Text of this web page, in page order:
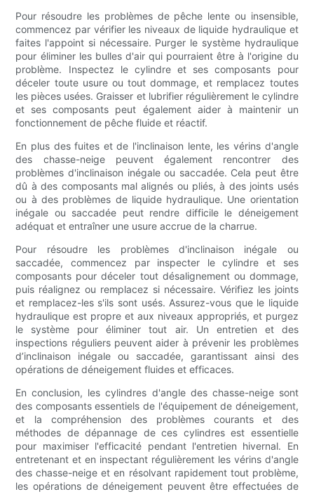
Pour résoudre les problèmes de pêche lente ou insensible,
commencez par vérifier les niveaux de liquide hydraulique et
faites l'appoint si nécessaire. Purger le système hydraulique
pour éliminer les bulles d'air qui pourraient être à l'origine du
problème. Inspectez le cylindre et ses composants pour
déceler toute usure ou tout dommage, et remplacez toutes
les pièces usées. Graisser et lubrifier régulièrement le cylindre
et ses composants peut également aider à maintenir un
fonctionnement de pêche fluide et réactif.
En plus des fuites et de l'inclinaison lente, les vérins d'angle
des chasse-neige peuvent également rencontrer des
problèmes d'inclinaison inégale ou saccadée. Cela peut être
dû à des composants mal alignés ou pliés, à des joints usés
ou à des problèmes de liquide hydraulique. Une orientation
inégale ou saccadée peut rendre difficile le déneigement
adéquat et entraîner une usure accrue de la charrue.
Pour résoudre les problèmes d'inclinaison inégale ou
saccadée, commencez par inspecter le cylindre et ses
composants pour déceler tout désalignement ou dommage,
puis réalignez ou remplacez si nécessaire. Vérifiez les joints
et remplacez-les s'ils sont usés. Assurez-vous que le liquide
hydraulique est propre et aux niveaux appropriés, et purgez
le système pour éliminer tout air. Un entretien et des
inspections réguliers peuvent aider à prévenir les problèmes
d’inclinaison inégale ou saccadée, garantissant ainsi des
opérations de déneigement fluides et efficaces.
En conclusion, les cylindres d'angle des chasse-neige sont
des composants essentiels de l'équipement de déneigement,
et la compréhension des problèmes courants et des
méthodes de dépannage de ces cylindres est essentielle
pour maximiser l'efficacité pendant l'entretien hivernal. En
entretenant et en inspectant régulièrement les vérins d'angle
des chasse-neige et en résolvant rapidement tout problème,
les opérations de déneigement peuvent être effectuées de